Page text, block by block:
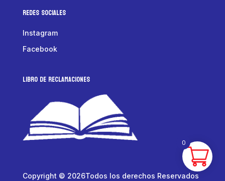
Redes Sociales
Instagram
Facebook
LIBRO DE RECLAMACIONES
Copyright © 2026Todos los derechos Reservados
0